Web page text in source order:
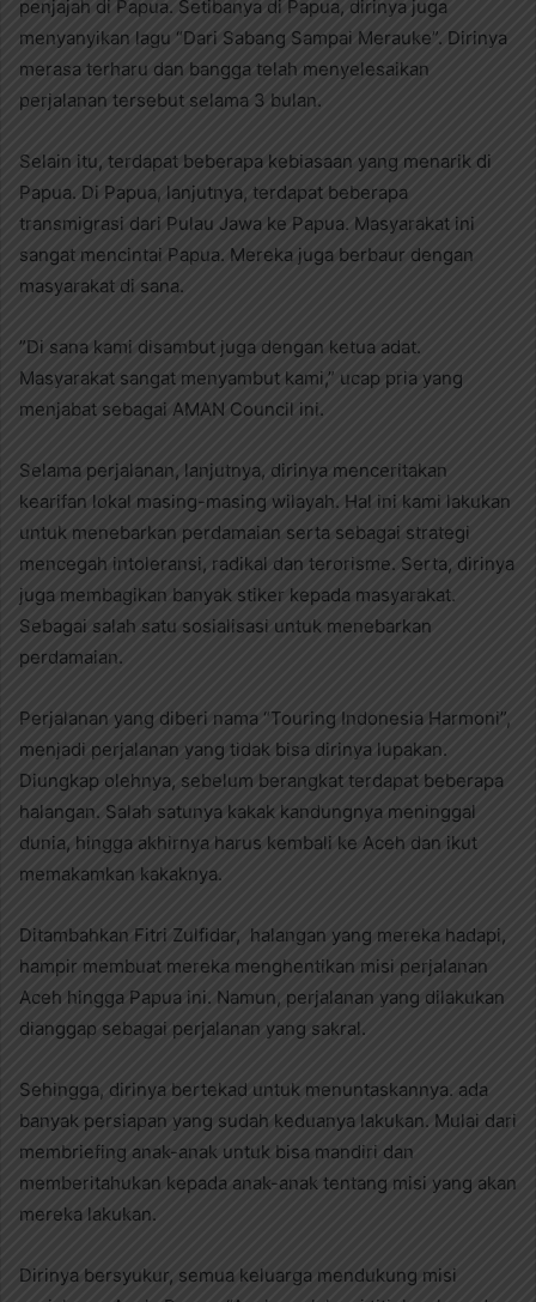
penjajah di Papua. Setibanya di Papua, dirinya juga
menyanyikan lagu “Dari Sabang Sampai Merauke”. Dirinya
merasa terharu dan bangga telah menyelesaikan
perjalanan tersebut selama 3 bulan.
Selain itu, terdapat beberapa kebiasaan yang menarik di
Papua. Di Papua, lanjutnya, terdapat beberapa
transmigrasi dari Pulau Jawa ke Papua. Masyarakat ini
sangat mencintai Papua. Mereka juga berbaur dengan
masyarakat di sana.
”Di sana kami disambut juga dengan ketua adat.
Masyarakat sangat menyambut kami,” ucap pria yang
menjabat sebagai AMAN Council ini.
Selama perjalanan, lanjutnya, dirinya menceritakan
kearifan lokal masing-masing wilayah. Hal ini kami lakukan
untuk menebarkan perdamaian serta sebagai strategi
mencegah intoleransi, radikal dan terorisme. Serta, dirinya
juga membagikan banyak stiker kepada masyarakat.
Sebagai salah satu sosialisasi untuk menebarkan
perdamaian.
Perjalanan yang diberi nama “Touring Indonesia Harmoni”,
menjadi perjalanan yang tidak bisa dirinya lupakan.
Diungkap olehnya, sebelum berangkat terdapat beberapa
halangan. Salah satunya kakak kandungnya meninggal
dunia, hingga akhirnya harus kembali ke Aceh dan ikut
memakamkan kakaknya.
Ditambahkan Fitri Zulfidar, halangan yang mereka hadapi,
hampir membuat mereka menghentikan misi perjalanan
Aceh hingga Papua ini. Namun, perjalanan yang dilakukan
dianggap sebagai perjalanan yang sakral.
Sehingga, dirinya bertekad untuk menuntaskannya. ada
banyak persiapan yang sudah keduanya lakukan. Mulai dari
membriefing anak-anak untuk bisa mandiri dan
memberitahukan kepada anak-anak tentang misi yang akan
mereka lakukan.
Dirinya bersyukur, semua keluarga mendukung misi